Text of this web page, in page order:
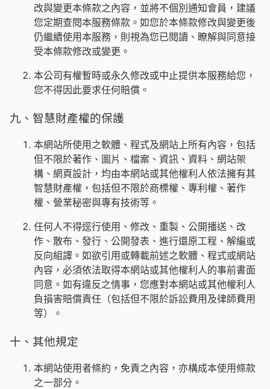
改與變更本條款之內容，並將不個別通知會員，建議
您定期查閱本服務條款。如您於本條款修改與變更後
仍繼續使用本服務，則視為您已閱讀、瞭解與同意接
受本條款修改或變更。
本公司有權暫時或永久修改或中止提供本服務給您，
您不得因此要求任何賠償。
九、智慧財產權的保護
本網站所使用之軟體、程式及網站上所有內容，包括
但不限於著作、圖片、檔案、資訊、資料、網站架
構、網頁設計，均由本網站或其他權利人依法擁有其
智慧財產權，包括但不限於商標權、專利權、著作
權、營業秘密與專有技術等。
任何人不得逕行使用、修改、重製、公開播送、改
作、散布、發行、公開發表、進行還原工程、解編或
反向組譯。如欲引用或轉載前述之軟體、程式或網站
內容，必須依法取得本網站或其他權利人的事前書面
同意。如有違反之情事，您應對本網站或其他權利人
負損害賠償責任（包括但不限於訴訟費用及律師費用
等）。
十、其他規定
本網站使用者條約，免責之內容，亦構成本使用條款
之一部分。